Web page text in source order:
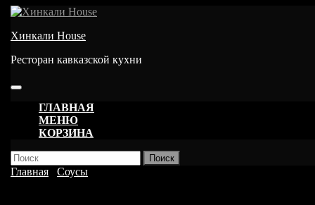
Перейти
содержимому
Хинкали House
Ресторан кавказской кухни
Кнопка
ОткрытьГЛАВНАЯ
МЕНЮ
КОРЗИНА
КНОПКА
ЗАКРЫТЬ
Найти:
Главная
Соусы